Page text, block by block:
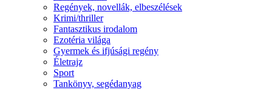
Regények, novellák, elbeszélések
Krimi/thriller
Fantasztikus irodalom
Ezotéria világa
Gyermek és ifjúsági regény
Életrajz
Sport
Tankönyv, segédanyag